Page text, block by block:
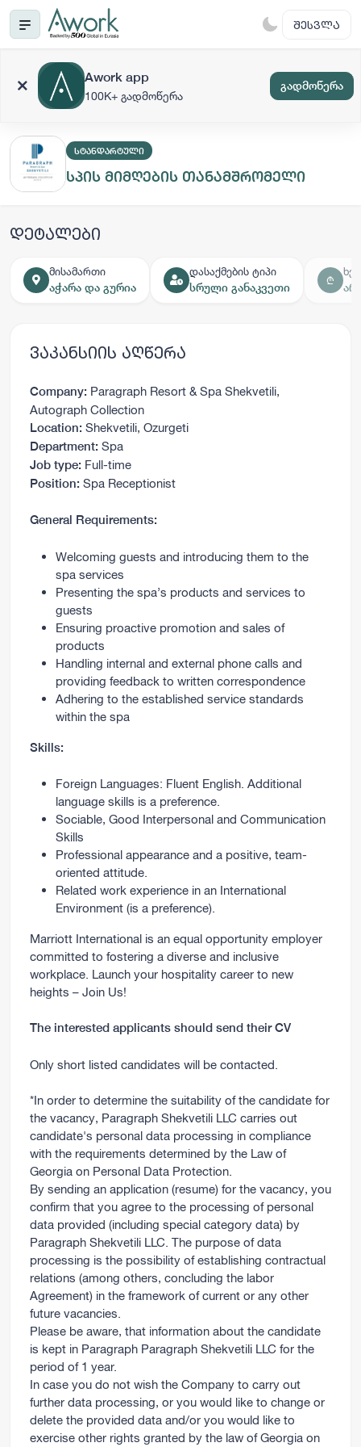
ᲨᲔᲡᲕᲚᲐ
Awork app
100K+ გადმოწერა
გადმოწერა
ᲡᲢᲐᲜᲓᲐᲠᲢᲣᲚᲘ
სპის მიმღების თანამშრომელი
დეტალები
მისამართი
აჭარა და გურია
₾
არ
დასაქმების ტიპი
სრული განაკვეთი
ვაკანსიის აღწერა
Company: Paragraph Resort & Spa Shekvetili,
Autograph Collection
Location: Shekvetili, Ozurgeti
Department: Spa
Job type: Full-time
Position: Spa Receptionist
General Requirements:
Welcoming guests and introducing them to the
spa services
Presenting the spa’s products and services to
guests
Ensuring proactive promotion and sales of
products
Handling internal and external phone calls and
providing feedback to written correspondence
Adhering to the established service standards
within the spa
Skills:
Foreign Languages: Fluent English. Additional
language skills is a preference.
Sociable, Good Interpersonal and Communication
Skills
Professional appearance and a positive, team-
oriented attitude.
Related work experience in an International
Environment (is a preference).
Marriott International is an equal opportunity employer
committed to fostering a diverse and inclusive
workplace. Launch your hospitality career to new
heights – Join Us!
The interested applicants should send their CV
Only short listed candidates will be contacted.
*In order to determine the suitability of the candidate for
the vacancy, Paragraph Shekvetili LLC carries out
candidate's personal data processing in compliance
with the requirements determined by the Law of
Georgia on Personal Data Protection.
By sending an application (resume) for the vacancy, you
confirm that you agree to the processing of personal
data provided (including special category data) by
Paragraph Shekvetili LLC. The purpose of data
processing is the possibility of establishing contractual
relations (among others, concluding the labor
Agreement) in the framework of current or any other
future vacancies.
Please be aware, that information about the candidate
is kept in Paragraph Paragraph Shekvetili LLC for the
period of 1 year.
In case you do not wish the Company to carry out
further data processing, or you would like to change or
delete the provided data and/or you would like to
exercise other rights granted by the law of Georgia on